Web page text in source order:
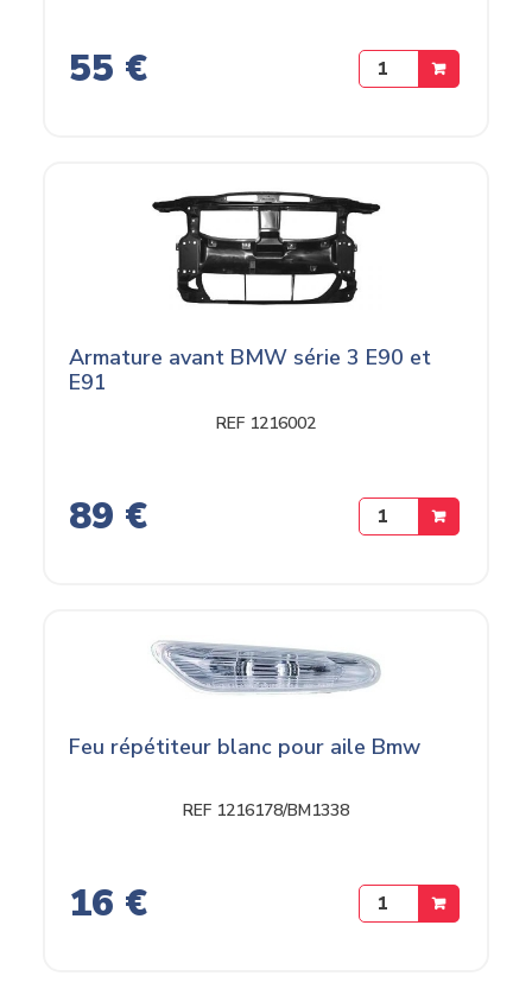
55 €
Armature avant BMW série 3 E90 et
E91
REF 1216002
89 €
Feu répétiteur blanc pour aile Bmw
REF 1216178/BM1338
16 €